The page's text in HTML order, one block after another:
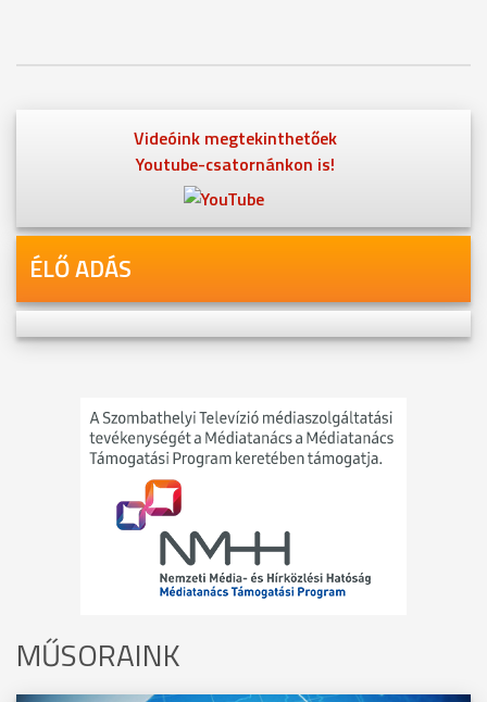
Videóink megtekinthetőek
Youtube-csatornánkon is!
ÉLŐ ADÁS
MŰSORAINK